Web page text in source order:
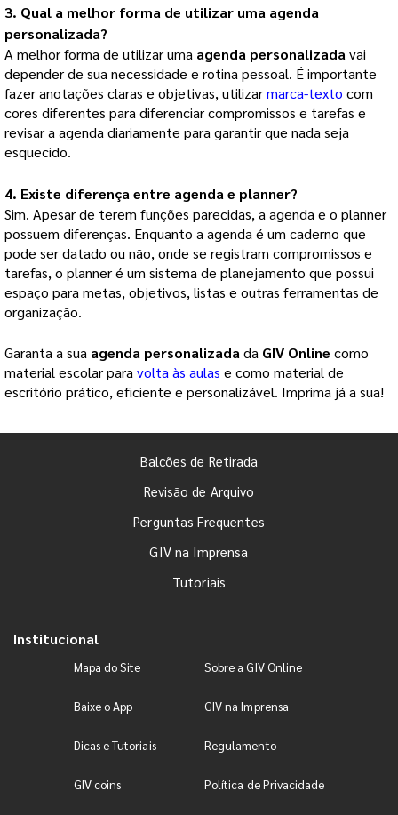
3. Qual a melhor forma de utilizar uma agenda
personalizada?
A melhor forma de utilizar uma agenda personalizada vai
depender de sua necessidade e rotina pessoal. É importante
fazer anotações claras e objetivas, utilizar marca-texto com
cores diferentes para diferenciar compromissos e tarefas e
revisar a agenda diariamente para garantir que nada seja
esquecido.
4. Existe diferença entre agenda e planner?
Sim. Apesar de terem funções parecidas, a agenda e o planner
possuem diferenças. Enquanto a agenda é um caderno que
pode ser datado ou não, onde se registram compromissos e
tarefas, o planner é um sistema de planejamento que possui
espaço para metas, objetivos, listas e outras ferramentas de
organização.
Garanta a sua agenda personalizadada GIV Online como
material escolar paravolta às aulas e como material de
escritório prático, eficiente e personalizável. Imprima já a sua!
Balcões de Retirada
Revisão de Arquivo
Perguntas Frequentes
GIV na Imprensa
Tutoriais
Institucional
Mapa do Site Sobre a GIV Online
Baixe o App GIV na Imprensa
Dicas e Tutoriais Regulamento
GIV coins Política de Privacidade